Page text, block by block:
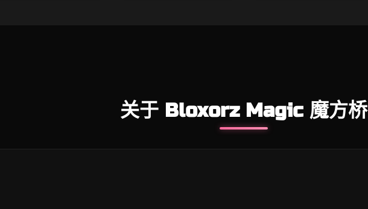
关于 Bloxorz Magic 魔方桥